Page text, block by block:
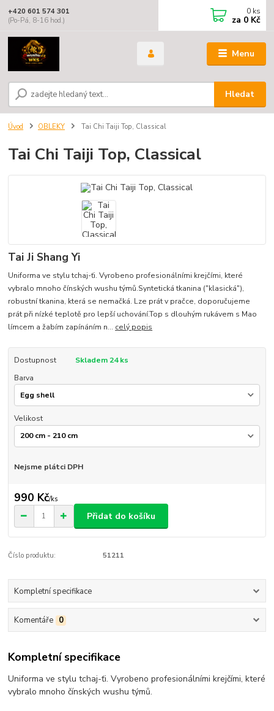
Menu
Hledat
+420 601 574 301
(Po-Pá, 8-16 hod.)
0 ks
za 0 Kč
Úvod OBLEKY Tai Chi Taiji Top, Classical
Tai Chi Taiji Top, Classical
Tai Ji Shang Yi
Uniforma ve stylu tchaj-ťi. Vyrobeno profesionálními krejčími, které
vybralo mnoho čínských wushu týmů.Syntetická tkanina ("klasická"),
robustní tkanina, která se nemačká. Lze prát v pračce, doporučujeme
prát při nízké teplotě pro lepší uchování.Top s dlouhým rukávem s Mao
límcem a žabím zapínáním n... celý popis
Dostupnost
Skladem 24 ks
Barva
Velikost
Nejsme plátci DPH
990 Kč/ks
Přidat do košíku
Číslo produktu: 51211
Kompletní specifikace
Komentáře 0
Kompletní specifikace
Uniforma ve stylu tchaj-ťi. Vyrobeno profesionálními krejčími, které
vybralo mnoho čínských wushu týmů.